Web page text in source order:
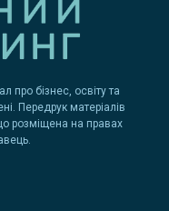
про бізнес, освіту та
Передрук матеріалів
розміщена на правах